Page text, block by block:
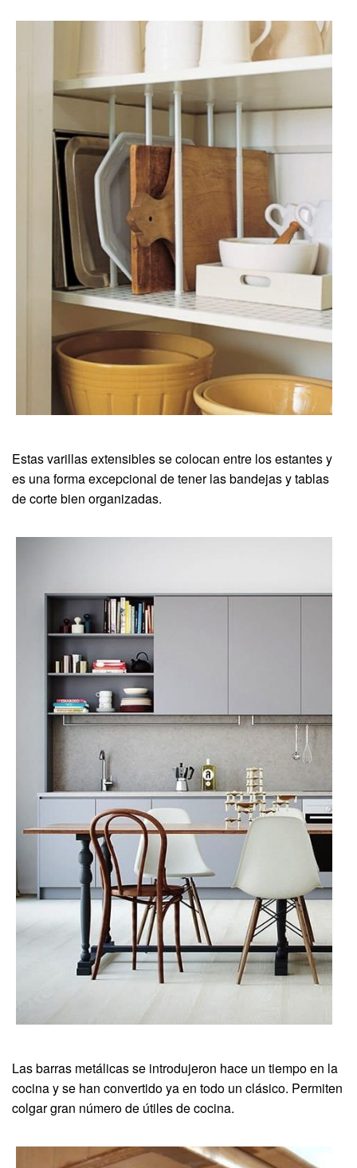
Estas varillas extensibles se colocan entre los estantes y
es una forma excepcional de tener las bandejas y tablas
de corte bien organizadas.
Las barras metálicas se introdujeron hace un tiempo en la
cocina y se han convertido ya en todo un clásico. Permiten
colgar gran número de útiles de cocina.